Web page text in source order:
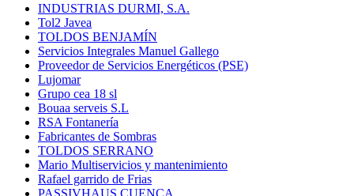
INDUSTRIAS DURMI, S.A.
Tol2 Javea
TOLDOS BENJAMÍN
Servicios Integrales Manuel Gallego
Proveedor de Servicios Energéticos (PSE)
Lujomar
Grupo cea 18 sl
Bouaa serveis S.L
RSA Fontanería
Fabricantes de Sombras
TOLDOS SERRANO
Mario Multiservicios y mantenimiento
Rafael garrido de Frias
PASSIVHAUS CUENCA